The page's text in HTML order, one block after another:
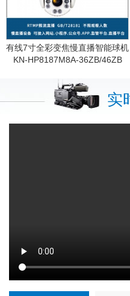
有线7寸全彩变焦慢直播智能球机
KN-HP8187M8A-36ZB/46ZB
实